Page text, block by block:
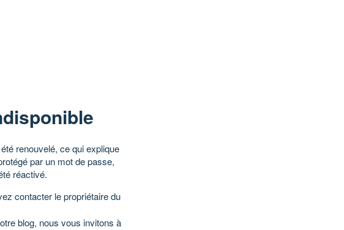
renouvelé, ce qui explique
par un mot de passe,
réactivé.
contacter le propriétaire du
blog, nous vous invitons à